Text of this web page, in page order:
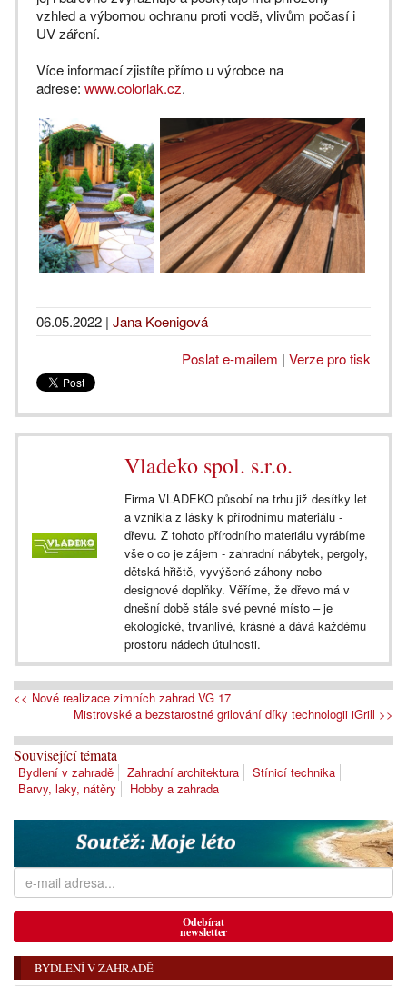
vzhled a výbornou ochranu proti vodě, vlivům počasí i
UV záření.
Více informací zjistíte přímo u výrobce na
adrese: www.colorlak.cz.
06.05.2022 | Jana Koenigová
Poslat e-mailem | Verze pro tisk
Vladeko spol. s.r.o.
Firma VLADEKO působí na trhu již desítky let
a vznikla z lásky k přírodnímu materiálu -
dřevu. Z tohoto přírodního materiálu vyrábíme
vše o co je zájem - zahradní nábytek, pergoly,
dětská hřiště, vyvýšené záhony nebo
designové doplňky. Věříme, že dřevo má v
dnešní době stále své pevné místo – je
ekologické, trvanlivé, krásné a dává každému
prostoru nádech útulnosti.
<< Nové realizace zimních zahrad VG 17
Mistrovské a bezstarostné grilování díky technologii iGrill >>
Související témata
Bydlení v zahradě Zahradní architektura
Stínicí technika
Barvy, laky, nátěry
Hobby a zahrada
Odebírat
newsletter
BYDLENÍ V ZAHRADĚ